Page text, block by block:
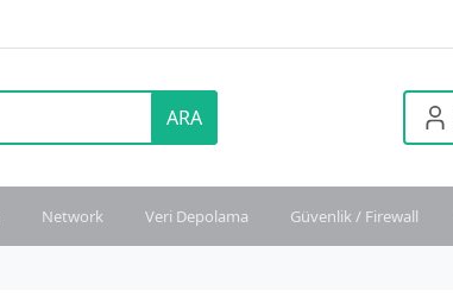
ARA
Network Veri Depolama Güvenlik / Firewall